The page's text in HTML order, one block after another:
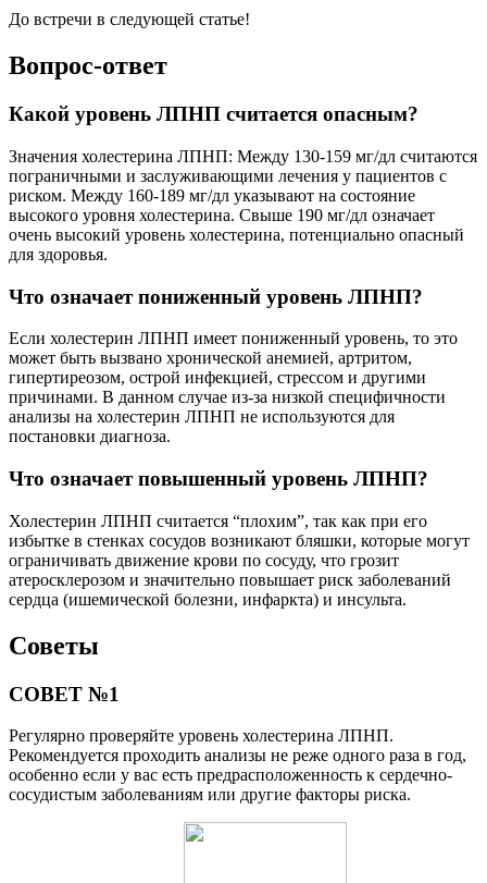
До встречи в следующей статье!
Вопрос-ответ
Какой уровень ЛПНП считается опасным?
Значения холестерина ЛПНП: Между 130-159 мг/дл считаются
пограничными и заслуживающими лечения у пациентов с
риском. Между 160-189 мг/дл указывают на состояние
высокого уровня холестерина. Свыше 190 мг/дл означает
очень высокий уровень холестерина, потенциально опасный
для здоровья.
Что означает пониженный уровень ЛПНП?
Если холестерин ЛПНП имеет пониженный уровень, то это
может быть вызвано хронической анемией, артритом,
гипертиреозом, острой инфекцией, стрессом и другими
причинами. В данном случае из-за низкой специфичности
анализы на холестерин ЛПНП не используются для
постановки диагноза.
Что означает повышенный уровень ЛПНП?
Холестерин ЛПНП считается “плохим”, так как при его
избытке в стенках сосудов возникают бляшки, которые могут
ограничивать движение крови по сосуду, что грозит
атеросклерозом и значительно повышает риск заболеваний
сердца (ишемической болезни, инфаркта) и инсульта.
Советы
СОВЕТ №1
Регулярно проверяйте уровень холестерина ЛПНП.
Рекомендуется проходить анализы не реже одного раза в год,
особенно если у вас есть предрасположенность к сердечно-
сосудистым заболеваниям или другие факторы риска.